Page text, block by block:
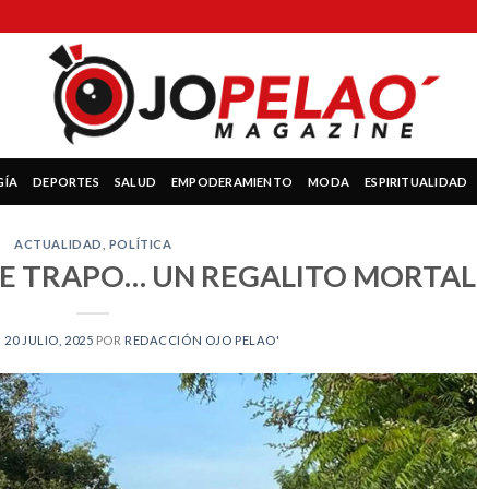
DEPORTES SALUD EMPODERAMIENTO MODA ESPIRITUALIDAD
ACTUALIDAD POLÍTICA
TRAPO… UN REGALITO MORTAL
20 JULIO, 2025 POR REDACCIÓN OJO PELAO'